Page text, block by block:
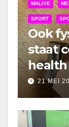
MALIVE
SPORT
Ook
staat
health
21 MEI